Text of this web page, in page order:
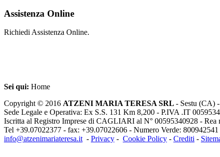
Assistenza Online
Richiedi Assistenza Online.
Sei qui: Home
Copyright © 2016 ATZENI MARIA TERESA SRL - Sestu (CA)
Sede Legale e Operativa: Ex S.S. 131 Km 8,200 - P.IVA .IT
Iscritta al Registro Imprese di CAGLIARI al N° 00595340928 - Rea
Tel +39.07022377 - fax: +39.07022606 - Numero Verde: 800942541
info@atzenimariateresa.it - Privacy - Cookie Policy - Crediti -